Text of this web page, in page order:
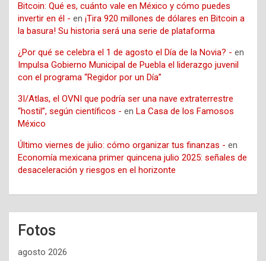
Bitcoin: Qué es, cuánto vale en México y cómo puedes
invertir en él - en ¡Tira 920 millones de dólares en Bitcoin a
la basura! Su historia será una serie de plataforma
¿Por qué se celebra el 1 de agosto el Día de la Novia? - en
Impulsa Gobierno Municipal de Puebla el liderazgo juvenil
con el programa “Regidor por un Día”
3I/Atlas, el OVNI que podría ser una nave extraterrestre
“hostil”, según científicos - en La Casa de los Famosos
México
Último viernes de julio: cómo organizar tus finanzas - en
Economía mexicana primer quincena julio 2025: señales de
desaceleración y riesgos en el horizonte
Fotos
agosto 2026